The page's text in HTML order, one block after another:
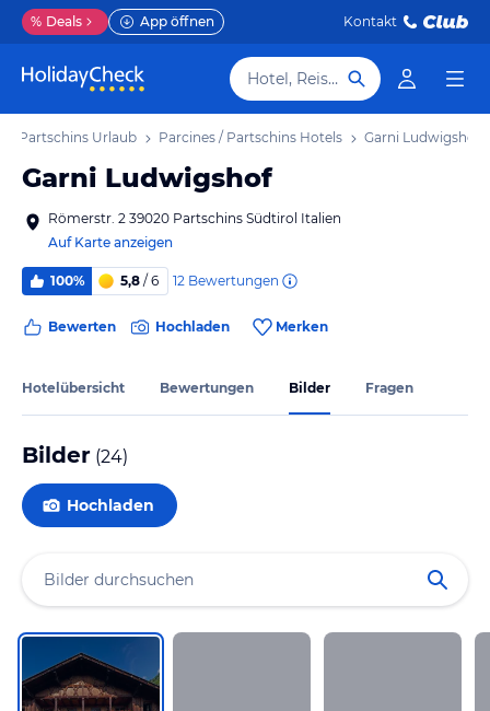
% Deals App öffnen Kontakt
Hotel, Reiseziel
/ Partschins Urlaub Parcines / Partschins Hotels Garni Ludwigshof
Garni Ludwigshof
Römerstr. 2 39020 Partschins Südtirol Italien
Auf Karte anzeigen
100% 5,8 / 6 12 Bewertungen
Bewerten Hochladen Merken
Hotelübersicht Bewertungen Bilder Fragen
Bilder (24)
Hochladen